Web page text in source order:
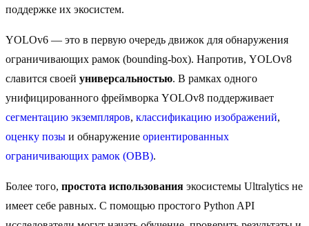
поддержке их экосистем.
YOLOv6 — это в первую очередь движок для обнаружения
ограничивающих рамок (bounding-box). Напротив, YOLOv8
славится своей универсальностью. В рамках одного
унифицированного фреймворка YOLOv8 поддерживает
сегментацию экземпляров, классификацию изображений,
оценку позы и обнаружение ориентированных
ограничивающих рамок (OBB).
Более того, простота использования экосистемы Ultralytics не
имеет себе равных. С помощью простого Python API